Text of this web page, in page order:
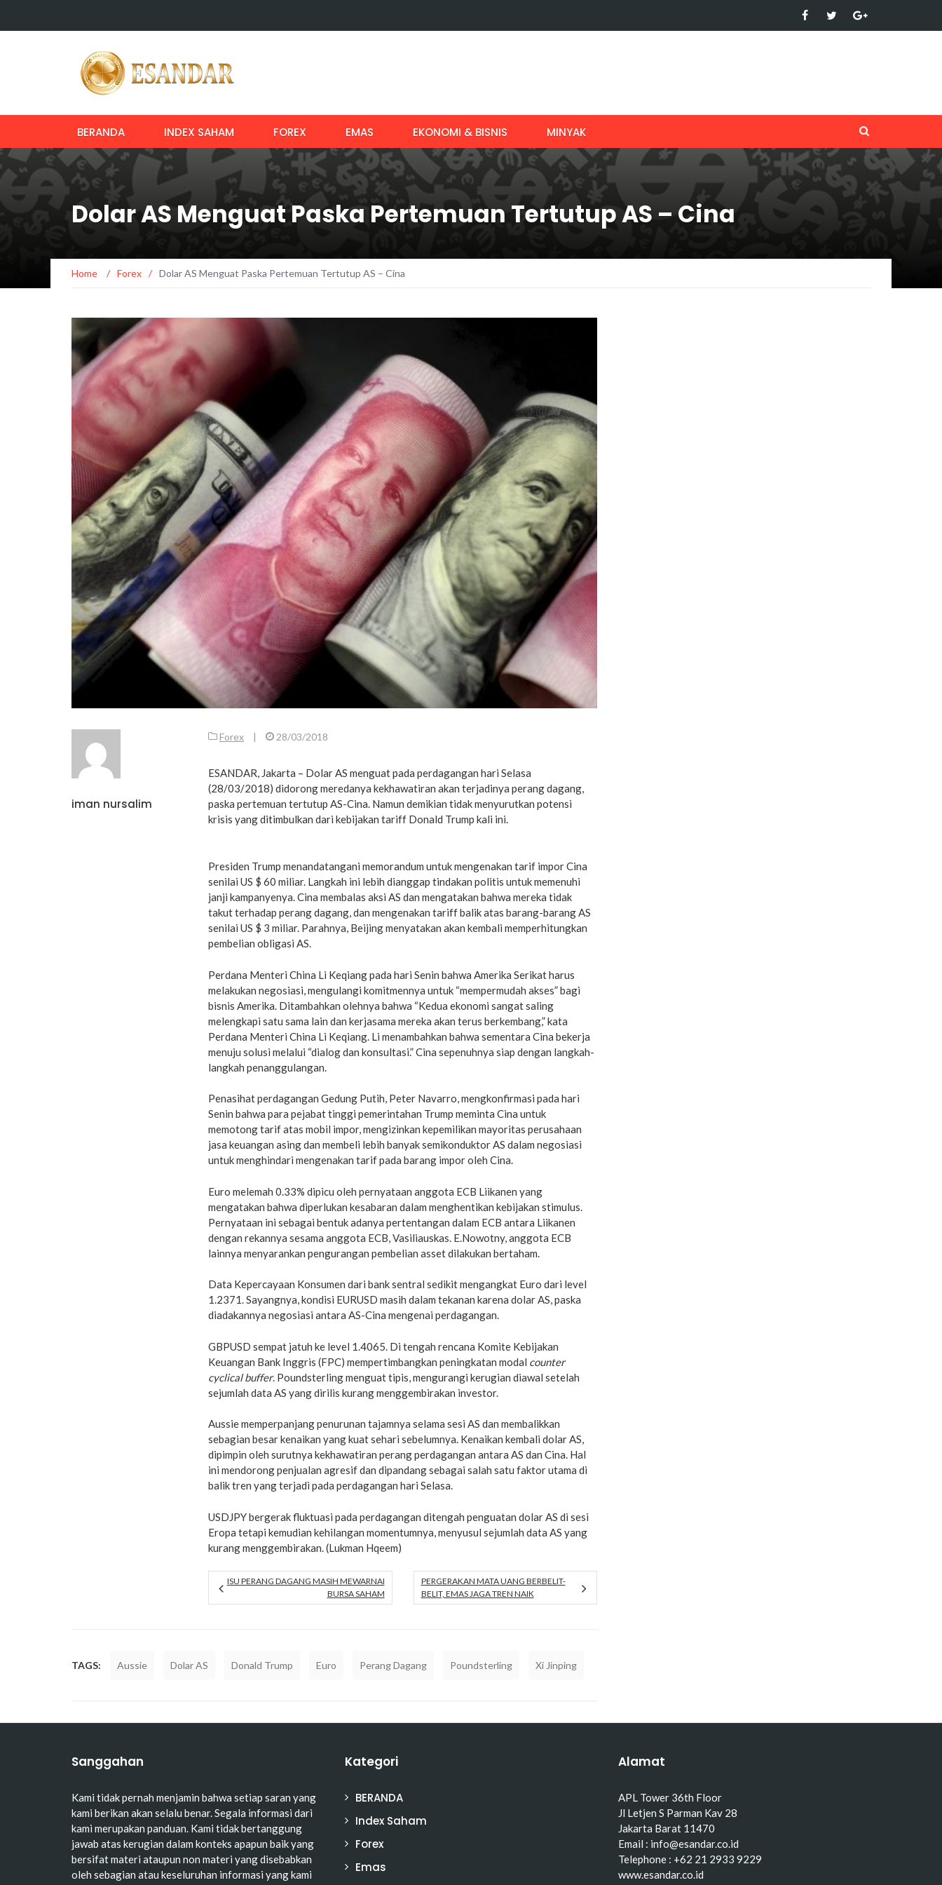
BERANDA INDEX SAHAM FOREX EMAS EKONOMI & BISNIS MINYAK
Dolar AS Menguat Paska Pertemuan Tertutup AS – Cina
Home / Forex / Dolar AS Menguat Paska Pertemuan Tertutup AS – Cina
iman nursalim
Forex | 28/03/2018
ESANDAR, Jakarta – Dolar AS menguat pada perdagangan hari Selasa
(28/03/2018) didorong meredanya kekhawatiran akan terjadinya perang dagang,
paska pertemuan tertutup AS-Cina. Namun demikian tidak menyurutkan potensi
krisis yang ditimbulkan dari kebijakan tariff Donald Trump kali ini.
Presiden Trump menandatangani memorandum untuk mengenakan tarif impor Cina
senilai US $ 60 miliar. Langkah ini lebih dianggap tindakan politis untuk memenuhi
janji kampanyenya. Cina membalas aksi AS dan mengatakan bahwa mereka tidak
takut terhadap perang dagang, dan mengenakan tariff balik atas barang-barang AS
senilai US $ 3 miliar. Parahnya, Beijing menyatakan akan kembali memperhitungkan
pembelian obligasi AS.
Perdana Menteri China Li Keqiang pada hari Senin bahwa Amerika Serikat harus
melakukan negosiasi, mengulangi komitmennya untuk “mempermudah akses” bagi
bisnis Amerika. Ditambahkan olehnya bahwa “Kedua ekonomi sangat saling
melengkapi satu sama lain dan kerjasama mereka akan terus berkembang,” kata
Perdana Menteri China Li Keqiang. Li menambahkan bahwa sementara Cina bekerja
menuju solusi melalui “dialog dan konsultasi.” Cina sepenuhnya siap dengan langkah-
langkah penanggulangan.
Penasihat perdagangan Gedung Putih, Peter Navarro, mengkonfirmasi pada hari
Senin bahwa para pejabat tinggi pemerintahan Trump meminta Cina untuk
memotong tarif atas mobil impor, mengizinkan kepemilikan mayoritas perusahaan
jasa keuangan asing dan membeli lebih banyak semikonduktor AS dalam negosiasi
untuk menghindari mengenakan tarif pada barang impor oleh Cina.
Euro melemah 0.33% dipicu oleh pernyataan anggota ECB Liikanen yang
mengatakan bahwa diperlukan kesabaran dalam menghentikan kebijakan stimulus.
Pernyataan ini sebagai bentuk adanya pertentangan dalam ECB antara Liikanen
dengan rekannya sesama anggota ECB, Vasiliauskas. E.Nowotny, anggota ECB
lainnya menyarankan pengurangan pembelian asset dilakukan bertaham.
Data Kepercayaan Konsumen dari bank sentral sedikit mengangkat Euro dari level
1.2371. Sayangnya, kondisi EURUSD masih dalam tekanan karena dolar AS, paska
diadakannya negosiasi antara AS-Cina mengenai perdagangan.
GBPUSD sempat jatuh ke level 1.4065. Di tengah rencana Komite Kebijakan
Keuangan Bank Inggris (FPC) mempertimbangkan peningkatan modal counter
cyclical buffer. Poundsterling menguat tipis, mengurangi kerugian diawal setelah
sejumlah data AS yang dirilis kurang menggembirakan investor.
Aussie memperpanjang penurunan tajamnya selama sesi AS dan membalikkan
sebagian besar kenaikan yang kuat sehari sebelumnya. Kenaikan kembali dolar AS,
dipimpin oleh surutnya kekhawatiran perang perdagangan antara AS dan Cina. Hal
ini mendorong penjualan agresif dan dipandang sebagai salah satu faktor utama di
balik tren yang terjadi pada perdagangan hari Selasa.
USDJPY bergerak fluktuasi pada perdagangan ditengah penguatan dolar AS di sesi
Eropa tetapi kemudian kehilangan momentumnya, menyusul sejumlah data AS yang
kurang menggembirakan. (Lukman Hqeem)
ISU PERANG DAGANG MASIH MEWARNAI
BURSA SAHAM
PERGERAKAN MATA UANG BERBELIT-
BELIT, EMAS JAGA TREN NAIK
TAGS: Aussie Dolar AS Donald Trump Euro Perang Dagang Poundsterling Xi Jinping
Sanggahan
Kami tidak pernah menjamin bahwa setiap saran yang
kami berikan akan selalu benar. Segala informasi dari
kami merupakan panduan. Kami tidak bertanggung
jawab atas kerugian dalam konteks apapun baik yang
bersifat materi ataupun non materi yang disebabkan
oleh sebagian atau keseluruhan informasi yang kami
Kategori
BERANDA
Index Saham
Forex
Emas
Alamat
APL Tower 36th Floor
Jl Letjen S Parman Kav 28
Jakarta Barat 11470
Email : info@esandar.co.id
Telephone : +62 21 2933 9229
www.esandar.co.id